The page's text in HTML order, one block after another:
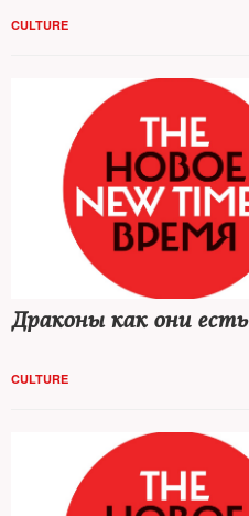
CULTURE
Драконы как они есть
CULTURE